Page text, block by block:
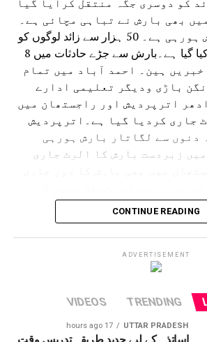
بھی بارش نے تباہی مچائی ہے۔
وہاں مسلسل بارش ہورہی ہے۔ 50 ہزار سے زائد لوگوں کو
دوسری جگہ منتقل کیا گیا ہے۔بارش سے جڑے حادثات میں 8
ہین۔ احمد آباد میں تمام
باڑی ودیگر تعلیمی ادارے
اترپردیش اور راجستھان میں
جاری کردیا گیا ہے۔اترپردیش
دنوں سے لگاتار بارش ہورہی
میں زبردست بارش کا الرٹ جاری
ہے۔ حالانکہ جموں وکشمیر
کی وجہ سے آمدورفت ٹھپ تھی لیکن
آمدورفت جاری ہوئی ہے۔
شروع کردی گئی ہے۔
CONTINUE READING
ADVERTISEMENT
TRENDING
VIDEOS
UTTAR PRADESH
17 hours ago
اساتذہ کے لیے جدید طریقہ تدریس وقت